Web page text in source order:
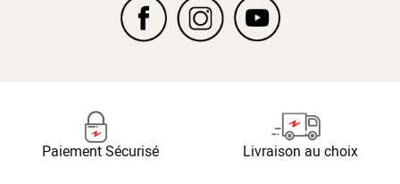
Paiement Sécurisé Livraison au choix